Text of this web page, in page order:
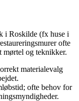
i Roskilde (fx huse i
ofte
mørtel og teknikker.
materialevalg
ofte behov for